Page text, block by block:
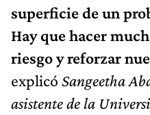
superficie de un
Hay que hacer
riesgo y reforzar
explicó Sangeetha
asistente de la